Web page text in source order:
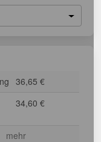
36,65 €
34,60 €
mehr